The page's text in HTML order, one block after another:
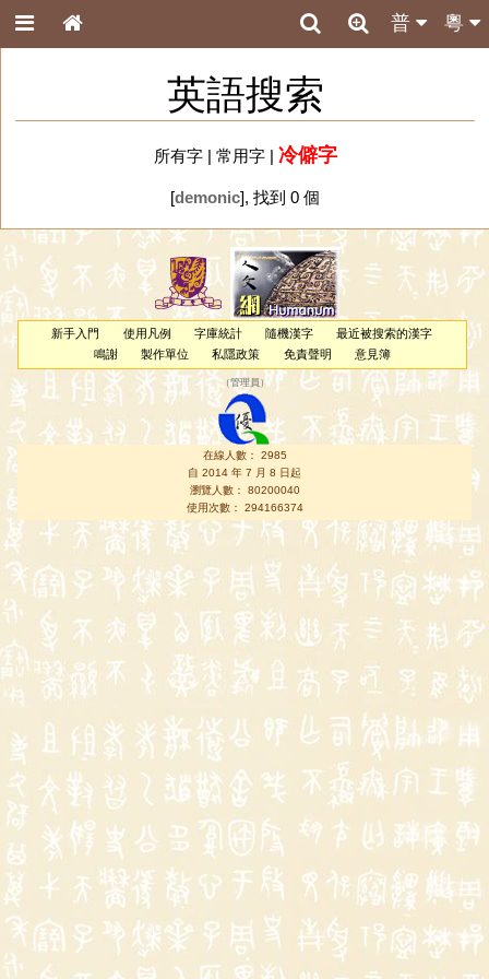
粵
普
英語搜索
所有字| 常用字| 冷僻字
[demonic], 找到 0 個
新手入門 使用凡例 字庫統計 隨機漢字
最近被搜索的漢字
鳴謝
製作單位 私隱政策 免責聲明 意見簿
（管理員 ）
在線人數： 2985
自 2014 年 7 月 8 日起
瀏覽人數： 80200040
使用次數： 294166374